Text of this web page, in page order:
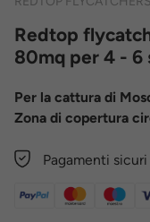
Redtop
80mq per 4 - 6
Per la cattura di
Zona di copertura
Pagamenti sicuri